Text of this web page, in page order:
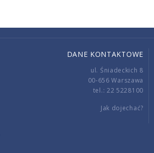
DANE KONTAKTOWE
ul. Śniadeckich 8
00-656 Warszawa
tel.: 22 5228100
Jak dojechać?